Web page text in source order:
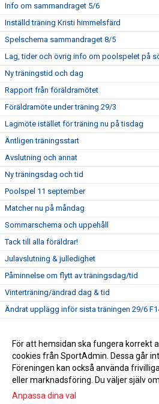
Info om sammandraget 5/6
Inställd träning Kristi himmelsfärd
Spelschema sammandraget 8/5
Lag, tider och övrig info om poolspelet på
Ny träningstid och dag
Rapport från föräldramötet
Föräldramöte under träning 29/3
Lagmöte istället för träning nu på tisdag
Äntligen träningsstart
Avslutning och annat
Ny träningsdag och tid
Poolspel 11 september
Matcher nu på måndag
Sommarschema och uppehåll
Tack till alla föräldrar!
Julavslutning & julledighet
Påminnelse om flytt av träningsdag/tid
Vinterträning/ändrad dag & tid
Ändrat upplägg inför sista träningen 29/6
Träningar/avslutning/uppstart
Föräldramöte 11 maj kl 17.30
För att hemsidan ska fungera korrekt
cookies från SportAdmin. Dessa går
Föreningen kan också använda
eller marknadsföring. Du väljer själv
Anpassa dina val